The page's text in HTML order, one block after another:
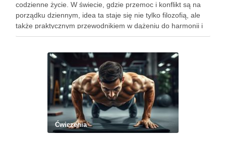
codzienne życie. W świecie, gdzie przemoc i konflikt są na
porządku dziennym, idea ta staje się nie tylko filozofią, ale
także praktycznym przewodnikiem w dążeniu do harmonii i
pokoju. Ahimsa uczy nas szacunku do siebie i …
Ćwiczenia